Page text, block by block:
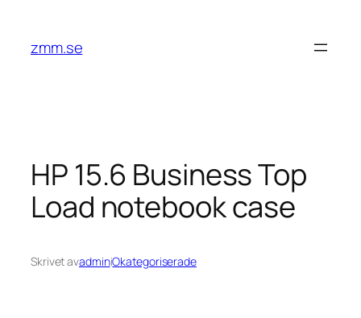
innehåll
zmm.se
HP 15.6 Business Top
Load notebook case
Skrivet avadminiOkategoriserade